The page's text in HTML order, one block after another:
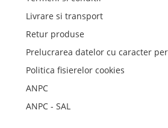
Livrare si transport
Retur produse
Prelucrarea datelor cu caracter
Politica fisierelor cookies
ANPC
ANPC - SAL